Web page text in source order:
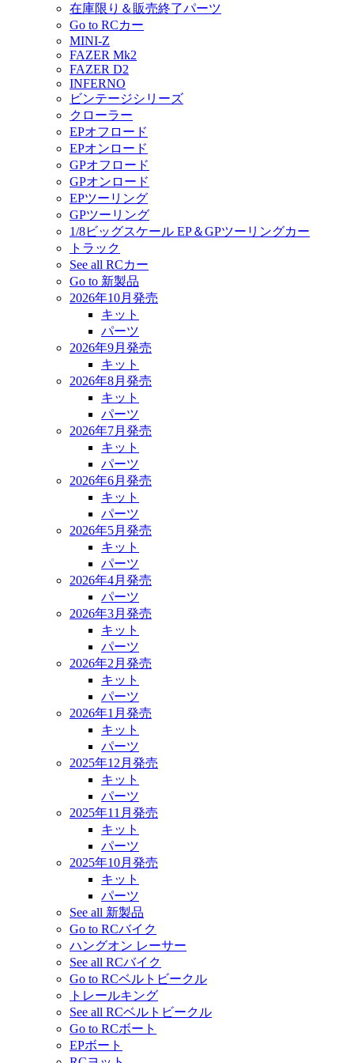
在庫限り＆販売終了パーツ
Go to RCカー
MINI-Z
FAZER Mk2
FAZER D2
INFERNO
ビンテージシリーズ
クローラー
EPオフロード
EPオンロード
GPオフロード
GPオンロード
EPツーリング
GPツーリング
1/8ビッグスケール EP＆GPツーリングカー
トラック
See all RCカー
Go to 新製品
2026年10月発売
キット
パーツ
2026年9月発売
キット
2026年8月発売
キット
パーツ
2026年7月発売
キット
パーツ
2026年6月発売
キット
パーツ
2026年5月発売
キット
パーツ
2026年4月発売
パーツ
2026年3月発売
キット
パーツ
2026年2月発売
キット
パーツ
2026年1月発売
キット
パーツ
2025年12月発売
キット
パーツ
2025年11月発売
キット
パーツ
2025年10月発売
キット
パーツ
See all 新製品
Go to RCバイク
ハングオン レーサー
See all RCバイク
Go to RCベルトビークル
トレールキング
See all RCベルトビークル
Go to RCボート
EPボート